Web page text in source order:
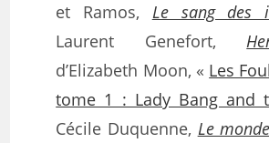
et Ramos, Le sang des
Laurent Genefort,
d’Elizabeth Moon, « Les
tome 1 : Lady Bang and
Cécile Duquenne, Le